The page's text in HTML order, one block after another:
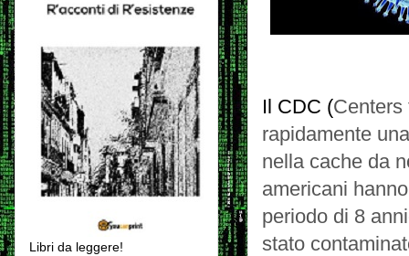
Il CDC (
rapidamente
nella cache da
americani
periodo di 8
stato
Libri da leggere!